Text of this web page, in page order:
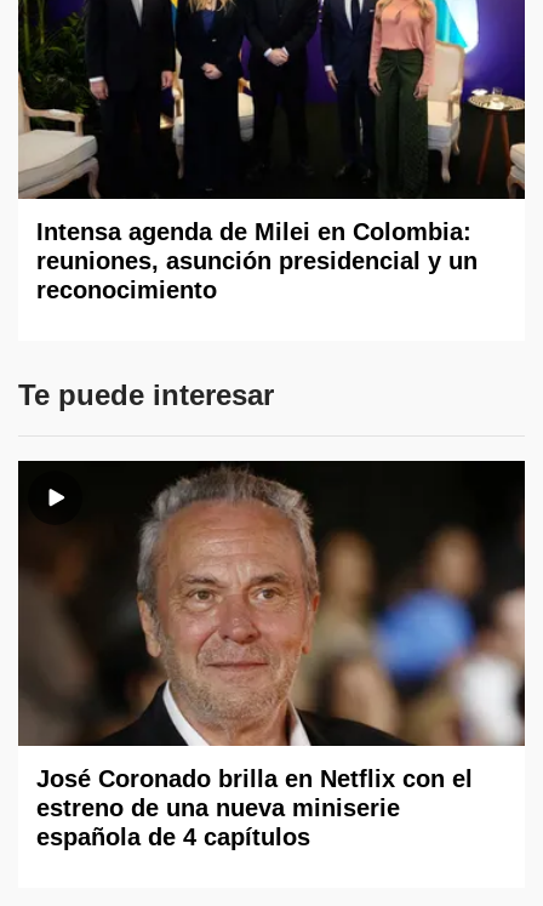
Intensa agenda de Milei en Colombia:
reuniones, asunción presidencial y un
reconocimiento
Te puede interesar
José Coronado brilla en Netflix con el
estreno de una nueva miniserie
española de 4 capítulos